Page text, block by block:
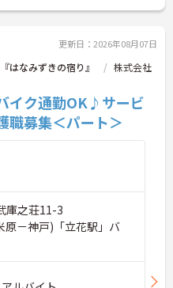
更新日：2026年08月07日
はなみずきの宿り』
株式会社
イク通勤OK♪サービ
職募集＜パート＞
庫之荘11-3
原－神戸)「立花駅」バ